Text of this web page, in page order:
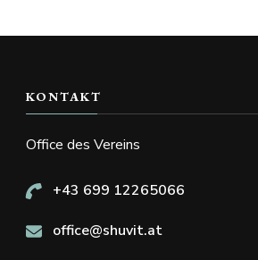
KONTAKT
Office des Vereins
+43 699 12265066
office@shuvit.at